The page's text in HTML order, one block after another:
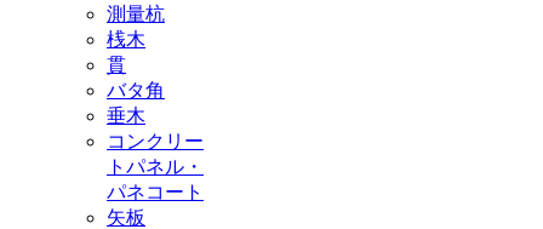
測量杭
桟木
貫
バタ角
垂木
コンクリー
トパネル・
パネコート
矢板